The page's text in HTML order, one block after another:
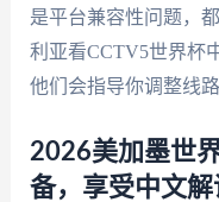
是平台兼容性问题，
利亚看CCTV5世界杯
他们会指导你调整线
2026美加墨世
备，享受中文解